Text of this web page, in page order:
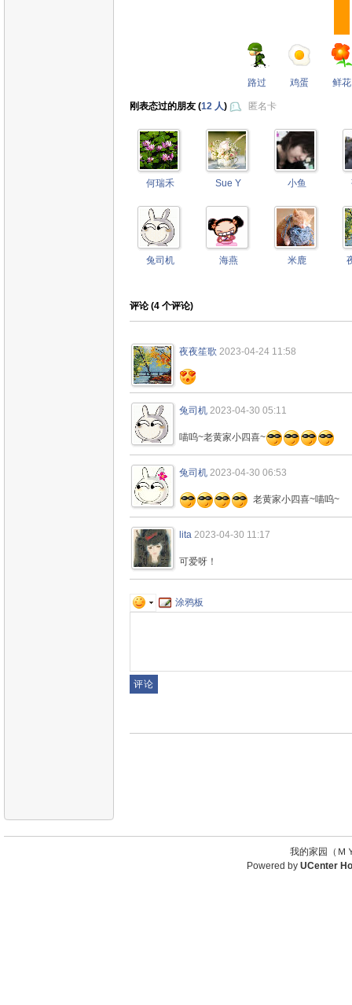
路过 鸡蛋 鲜花
刚表态过的朋友 (12 人) 匿名卡
何瑞禾 Sue Y 小鱼
兔司机 海燕 米鹿
评论 (4 个评论)
夜夜笙歌 2023-04-24 11:58
兔司机 2023-04-30 05:11
喵呜~老黄家小四喜~
兔司机 2023-04-30 06:53
老黄家小四喜~喵呜~
lita 2023-04-30 11:17
可爱呀！
涂鸦板
我的家园（
Powered by UCenter